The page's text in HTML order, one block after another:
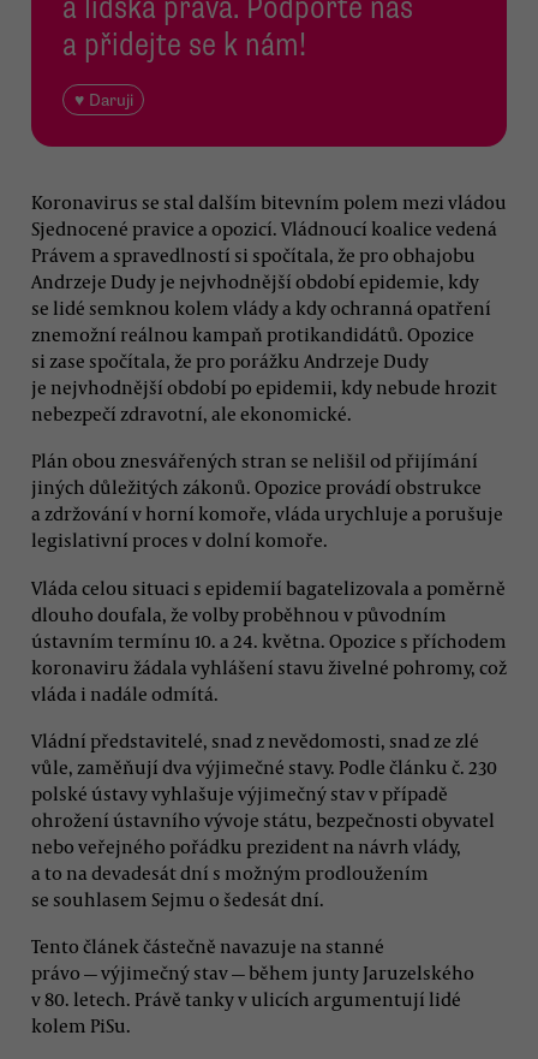
a přidejte se k nám!
♥ Daruji
Koronavirus se stal dalším bitevním polem mezi vládou
Sjednocené pravice a opozicí. Vládnoucí koalice vedená
Právem a spravedlností si spočítala, že pro obhajobu
Andrzeje Dudy je nejvhodnější období epidemie, kdy
se lidé semknou kolem vlády a kdy ochranná opatření
znemožní reálnou kampaň protikandidátů. Opozice
si zase spočítala, že pro porážku Andrzeje Dudy
je nejvhodnější období po epidemii, kdy nebude hrozit
nebezpečí zdravotní, ale ekonomické.
Plán obou znesvářených stran se nelišil od přijímání
jiných důležitých zákonů. Opozice provádí obstrukce
a zdržování v horní komoře, vláda urychluje a porušuje
legislativní proces v dolní komoře.
Vláda celou situaci s epidemií bagatelizovala a poměrně
dlouho doufala, že volby proběhnou v původním
ústavním termínu 10. a 24. května. Opozice s příchodem
koronaviru žádala vyhlášení stavu živelné pohromy, což
vláda i nadále odmítá.
Vládní představitelé, snad z nevědomosti, snad ze zlé
vůle, zaměňují dva výjimečné stavy. Podle článku č. 230
polské ústavy vyhlašuje výjimečný stav v případě
ohrožení ústavního vývoje státu, bezpečnosti obyvatel
nebo veřejného pořádku prezident na návrh vlády,
a to na devadesát dní s možným prodloužením
se souhlasem Sejmu o šedesát dní.
Tento článek částečně navazuje na stanné
právo — výjimečný stav — během junty Jaruzelského
v 80. letech. Právě tanky v ulicích argumentují lidé
kolem PiSu.